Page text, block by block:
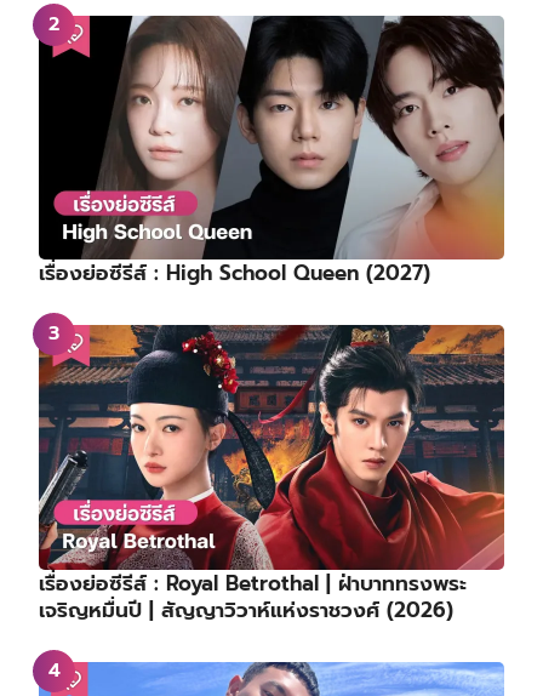
เรื่องย่อซีรีส์ : High School Queen (2027)
เรื่องย่อซีรีส์ : Royal Betrothal | ฝ่าบาททรงพระ
เจริญหมื่นปี | สัญญาวิวาห์แห่งราชวงศ์ (2026)